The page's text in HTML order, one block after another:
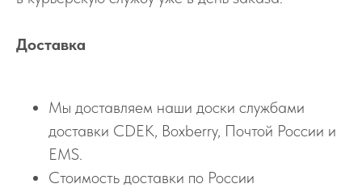
Доставка
Мы доставляем наши доски службами
доставки CDEK, Boxberry, Почтой России и
EMS.
Стоимость доставки по России